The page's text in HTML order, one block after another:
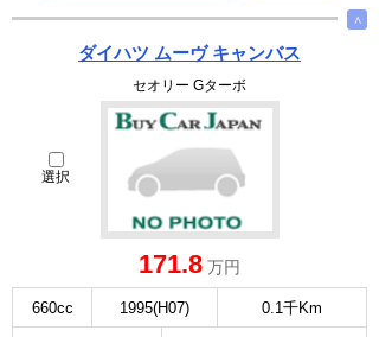
∧
ダイハツ ムーヴ キャンバス
セオリー Gターボ
選択
171.8 万円
660cc 1995(H07) 0.1千Km